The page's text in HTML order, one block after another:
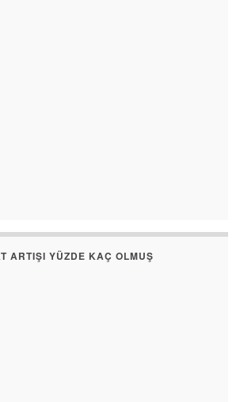
ARTIŞI YÜZDE KAÇ OLMUŞ